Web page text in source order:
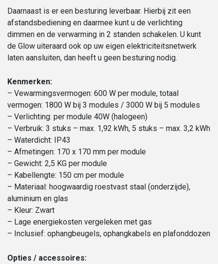
Daarnaast is er een besturing leverbaar. Hierbij zit een
afstandsbediening en daarmee kunt u de verlichting
dimmen en de verwarming in 2 standen schakelen. U kunt
de Glow uiteraard ook op uw eigen elektriciteitsnetwerk
laten aansluiten, dan heeft u geen besturing nodig.
Kenmerken:
– Vewarmingsvermogen: 600 W per module, totaal
vermogen: 1800 W bij 3 modules / 3000 W bij 5 modules
– Verlichting: per module 40W (halogeen)
– Verbruik: 3 stuks – max. 1,92 kWh, 5 stuks – max. 3,2 kWh
– Waterdicht: IP43
– Afmetingen: 170 x 170 mm per module
– Gewicht: 2,5 KG per module
– Kabellengte: 150 cm per module
– Materiaal: hoogwaardig roestvast staal (onderzijde),
aluminium en glas
– Kleur: Zwart
– Lage energiekosten vergeleken met gas
– Inclusief: ophangbeugels, ophangkabels en plafonddozen
Opties / accessoires: